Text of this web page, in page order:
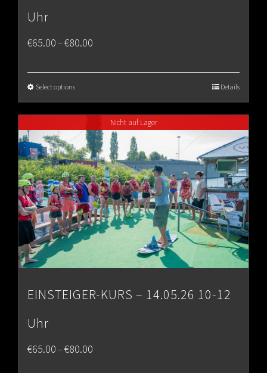
Uhr
€65.00–€80.00
€80.00
Select options Details
Nicht auf Lager
EINSTEIGER-KURS – 14.05.26 10-12
Uhr
€65.00–€80.00